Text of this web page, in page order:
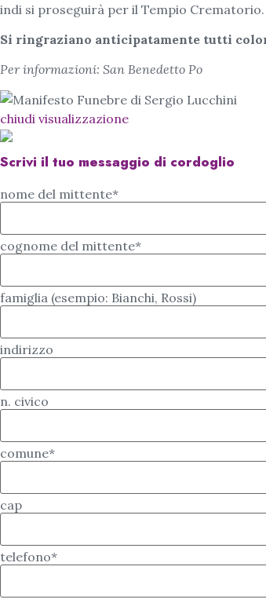
indi si proseguirà per il Tempio Crematorio.
Si ringraziano anticipatamente tutti
Per informazioni: San Benedetto Po
chiudi visualizzazione
Scrivi il tuo messaggio di cordoglio
nome del mittente*
cognome del mittente*
famiglia (esempio: Bianchi, Rossi)
indirizzo
n. civico
comune*
cap
telefono*